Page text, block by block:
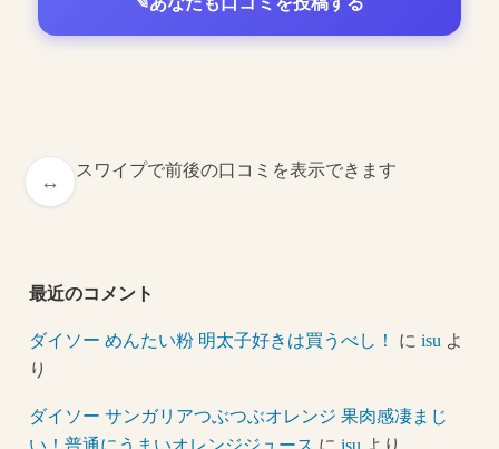
スワイプで前後の口コミを表示できます
最近のコメント
ダイソー めんたい粉 明太子好きは買うべし！ にisu よ
り
ダイソー サンガリアつぶつぶオレンジ 果肉感凄まじ
い！普通にうまいオレンジジュース にisu より